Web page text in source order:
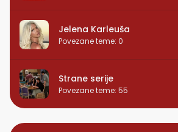
Jelena Karleuša
Povezane teme: 0
Strane serije
Povezane teme: 55